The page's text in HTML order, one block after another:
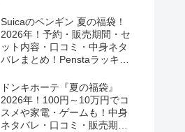
Suicaのペンギン 夏の福袋！
2026年！予約・販売期間・セ
ット内容・口コミ・中身ネタ
バレまとめ！Penstaラッキー
2026/8/8より新発売！
ドンキホーテ『夏の福袋』
2026年！100円～10万円でコ
スメや家電・ゲームも！中身
ネタバレ・口コミ・販売期